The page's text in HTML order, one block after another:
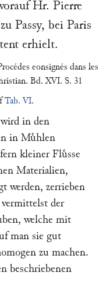
Hr. Pierre
Passy, bei Paris
erhielt.
eonsignés dans les
Bd. XVI. S. 31
Tab. VI.
in den
in Muͤhlen
kleiner Fluͤsse
Materialien,
werden, zerrieben
der
welche mit
man sie gut
zu machen.
beschriebenen